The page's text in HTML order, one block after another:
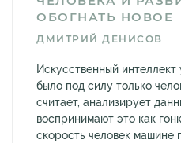
ОБОГНАТЬ НОВОЕ
ДМИТРИЙ ДЕНИСОВ
Искусственный
было под силу только
считает, анализирует
воспринимают это как
скорость человек машине